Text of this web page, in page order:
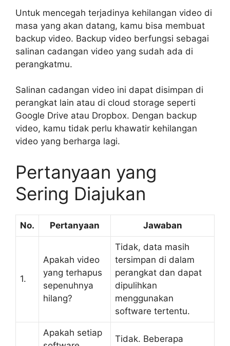
Untuk mencegah terjadinya kehilangan video di
masa yang akan datang, kamu bisa membuat
backup video. Backup video berfungsi sebagai
salinan cadangan video yang sudah ada di
perangkatmu.
Salinan cadangan video ini dapat disimpan di
perangkat lain atau di cloud storage seperti
Google Drive atau Dropbox. Dengan backup
video, kamu tidak perlu khawatir kehilangan
video yang berharga lagi.
Pertanyaan yang
Sering Diajukan
No. Pertanyaan Jawaban
1.
Apakah video
yang terhapus
sepenuhnya
hilang?
Tidak, data masih
tersimpan di dalam
perangkat dan dapat
dipulihkan
menggunakan
software tertentu.
Apakah setiap
Tidak. Beberapa